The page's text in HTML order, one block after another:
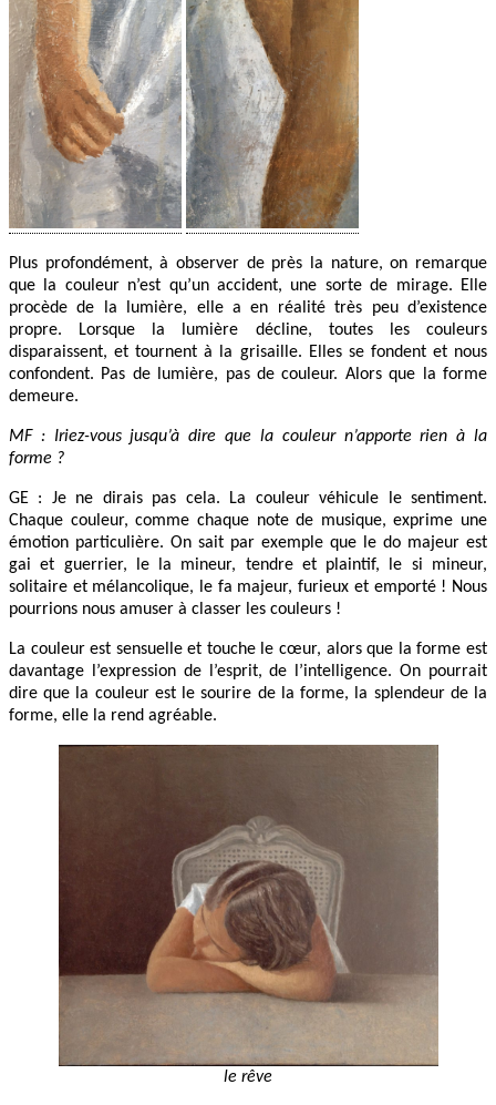
Plus profondément, à observer de près la nature, on remarque
que la couleur n’est qu’un accident, une sorte de mirage. Elle
procède de la lumière, elle a en réalité très peu d’existence
propre. Lorsque la lumière décline, toutes les couleurs
disparaissent, et tournent à la grisaille. Elles se fondent et nous
confondent. Pas de lumière, pas de couleur. Alors que la forme
demeure.
MF : Iriez-vous jusqu’à dire que la couleur n’apporte rien à la
forme ?
GE : Je ne dirais pas cela. La couleur véhicule le sentiment.
Chaque couleur, comme chaque note de musique, exprime une
émotion particulière. On sait par exemple que le do majeur est
gai et guerrier, le la mineur, tendre et plaintif, le si mineur,
solitaire et mélancolique, le fa majeur, furieux et emporté ! Nous
pourrions nous amuser à classer les couleurs !
La couleur est sensuelle et touche le cœur, alors que la forme est
davantage l’expression de l’esprit, de l’intelligence. On pourrait
dire que la couleur est le sourire de la forme, la splendeur de la
forme, elle la rend agréable.
le rêve